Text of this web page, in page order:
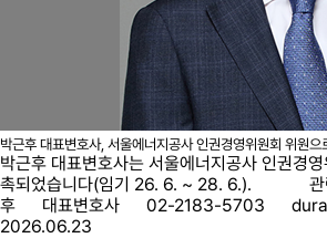
박근후 대표변호사, 서울에너지공사 인권경영위원회 위원으
박근후 대표변호사는 서울에너지공사 인권경
촉되었습니다(임기 26. 6. ~ 28. 6.).
후 대표변호사 02-2183-5703
2026.06.23